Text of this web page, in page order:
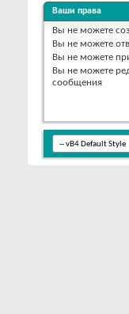
Ваши права
Вы не можете
Вы не можете
Вы не можете
Вы не можете
сообщения